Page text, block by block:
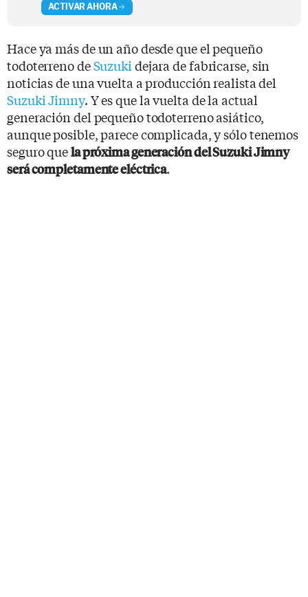
ACTIVAR AHORA
Hace ya más de un año desde que el pequeño
todoterreno deSuzukidejara de fabricarse, sin
noticias de una vuelta a producción realista del
Suzuki Jimny. Y es que la vuelta de la actual
generación del pequeño todoterreno asiático,
aunque posible, parece complicada, y sólo tenemos
seguro quela próxima generación del Suzuki Jimny
será completamente eléctrica.